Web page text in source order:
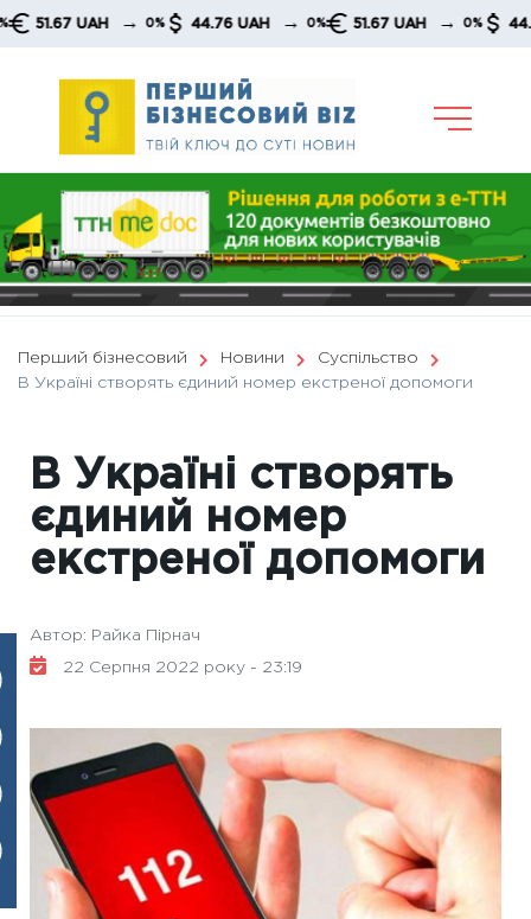
Skip
UAH → 0% 44.76 UAH → 0% 51.67 UAH → 0% 44.76
Перший бізнесовий Новини
Суспільство
В Україні створять єдиний номер екстреної допомоги
В Україні створять
єдиний номер
екстреної допомоги
Автор: Райка Пірнач
22 Серпня 2022 року - 23:19